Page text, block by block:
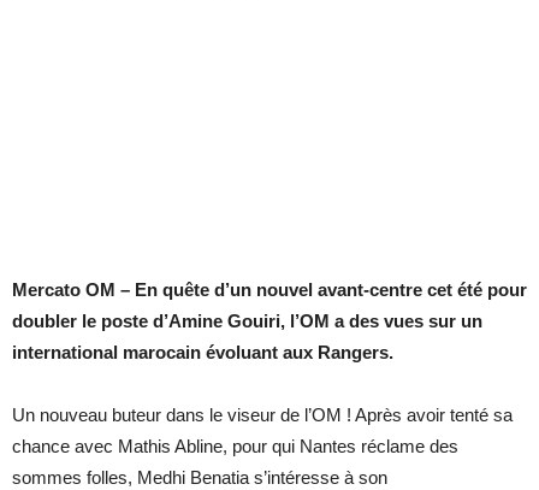
Mercato OM – En quête d’un nouvel avant-centre cet été pour
doubler le poste d’Amine Gouiri, l’OM a des vues sur un
international marocain évoluant aux Rangers.
Un nouveau buteur dans le viseur de l’OM ! Après avoir tenté sa
chance avec Mathis Abline, pour qui Nantes réclame des
sommes folles, Medhi Benatia s’intéresse à son